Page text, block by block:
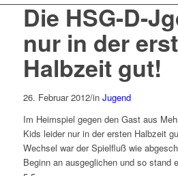
Die HSG-D-
nur in der
Halbzeit gut!
26. Februar 2012/in Jugend
Im Heimspiel gegen den Gast aus
Kids leider nur in der ersten Halbzeit
Wechsel war der Spielfluß wie
Beginn an ausgeglichen und so stand